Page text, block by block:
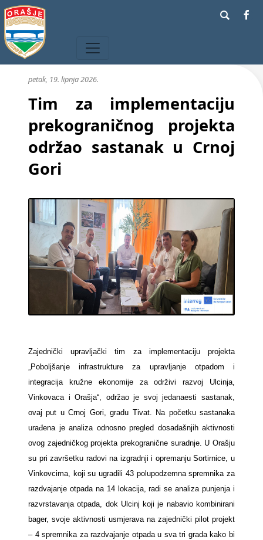
petak, 19. lipnja 2026.
Tim za implementaciju
prekograničnog projekta
održao sastanak u Crnoj
Gori
Zajednički upravljački tim za implementaciju projekta
„Poboljšanje infrastrukture za upravljanje otpadom i
integracija kružne ekonomije za održivi razvoj Ulcinja,
Vinkovaca i Orašja“, održao je svoj jedanaesti sastanak,
ovaj put u Crnoj Gori, gradu Tivat. Na početku sastanaka
urađena je analiza odnosno pregled dosadašnjih aktivnosti
ovog zajedničkog projekta prekogranične suradnje. U Orašju
su pri završetku radovi na izgradnji i opremanju Sortirnice, u
Vinkovcima, koji su ugradili 43 polupodzemna spremnika za
razdvajanje otpada na 14 lokacija, radi se analiza punjenja i
razvrstavanja otpada, dok Ulcinj koji je nabavio kombinirani
bager, svoje aktivnosti usmjerava na zajednički pilot projekt
– 4 spremnika za razdvajanje otpada u sva tri grada kako bi